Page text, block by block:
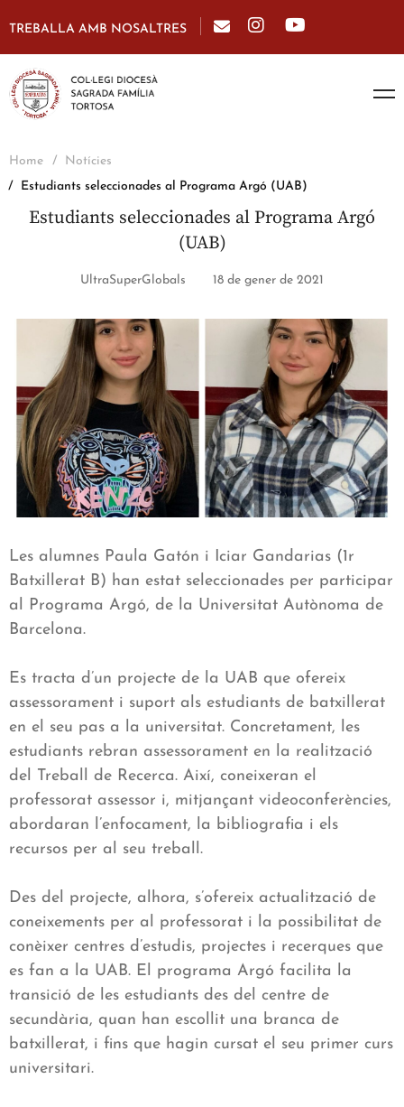
TREBALLA AMB NOSALTRES
Home
Notícies
Estudiants seleccionades al Programa Argó (UAB)
Estudiants seleccionades al Programa Argó
(UAB)
UltraSuperGlobals 18 de gener de 2021
Les alumnes Paula Gatón i Iciar Gandarias (1r
Batxillerat B) han estat seleccionades per participar
al Programa Argó, de la Universitat Autònoma de
Barcelona.
Es tracta d’un projecte de la UAB que ofereix
assessorament i suport als estudiants de batxillerat
en el seu pas a la universitat. Concretament, les
estudiants rebran assessorament en la realització
del Treball de Recerca. Així, coneixeran el
professorat assessor i, mitjançant videoconferències,
abordaran l’enfocament, la bibliografia i els
recursos per al seu treball.
Des del projecte, alhora, s’ofereix actualització de
coneixements per al professorat i la possibilitat de
conèixer centres d’estudis, projectes i recerques que
es fan a la UAB. El programa Argó facilita la
transició de les estudiants des del centre de
secundària, quan han escollit una branca de
batxillerat, i fins que hagin cursat el seu primer curs
universitari.